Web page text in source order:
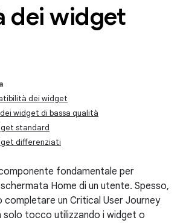
dei widget
dei widget
widget di bassa qualità
standard
differenziati
fondamentale per
Home di un utente. Spesso,
completare un Critical User Journey
solo tocco utilizzando i widget o